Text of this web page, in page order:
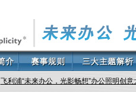
飞利浦“未来办公，光影畅想”办公照明创意